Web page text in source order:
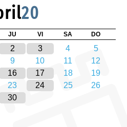
20
JU VI SA DO
2 3 4
5
9 10 11
12
16 17 18
19
23 24 25
26
30